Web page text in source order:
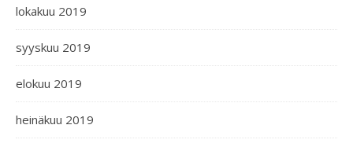
lokakuu 2019
syyskuu 2019
elokuu 2019
heinäkuu 2019